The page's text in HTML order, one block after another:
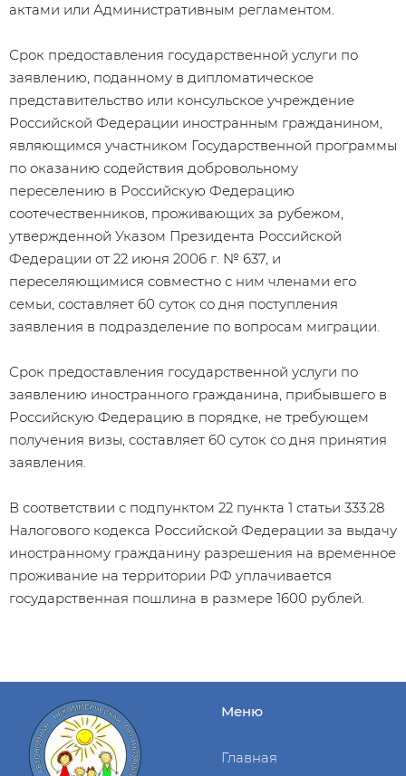
актами или Административным регламентом.
Срок предоставления государственной услуги по
заявлению, поданному в дипломатическое
представительство или консульское учреждение
Российской Федерации иностранным гражданином,
являющимся участником Государственной программы
по оказанию содействия добровольному
переселению в Российскую Федерацию
соотечественников, проживающих за рубежом,
утвержденной Указом Президента Российской
Федерации от 22 июня 2006 г. № 637, и
переселяющимися совместно с ним членами его
семьи, составляет 60 суток со дня поступления
заявления в подразделение по вопросам миграции.
Срок предоставления государственной услуги по
заявлению иностранного гражданина, прибывшего в
Российскую Федерацию в порядке, не требующем
получения визы, составляет 60 суток со дня принятия
заявления.
В соответствии с подпунктом 22 пункта 1 статьи 333.28
Налогового кодекса Российской Федерации за выдачу
иностранному гражданину разрешения на временное
проживание на территории РФ уплачивается
государственная пошлина в размере 1600 рублей.
Меню
Главная